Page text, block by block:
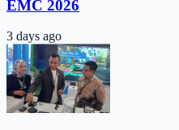
EMC 2026
3 days ago